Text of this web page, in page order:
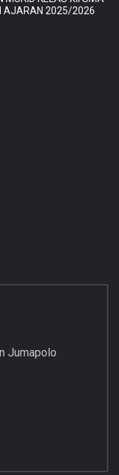
AJARAN 2025/2026
Jumapolo